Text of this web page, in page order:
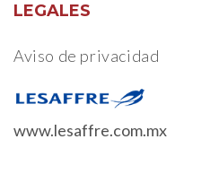
LEGALES
Aviso de privacidad
www.lesaffre.com.mx